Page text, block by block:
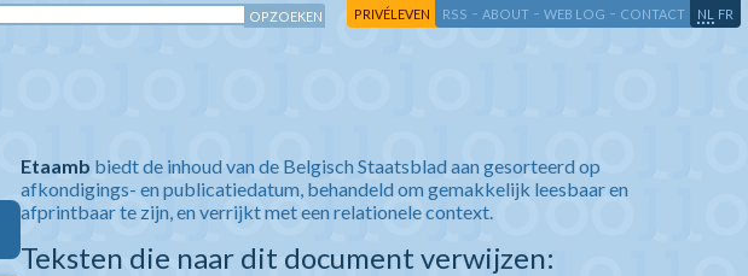
PRIVÉLEVEN RSS - ABOUT - WEB LOG - CONTACT NL FR
Etaamb biedt de inhoud van de Belgisch Staatsblad aan gesorteerd op
afkondigings- en publicatiedatum, behandeld om gemakkelijk leesbaar en
afprintbaar te zijn, en verrijkt met een relationele context.
Teksten die naar dit document verwijzen: